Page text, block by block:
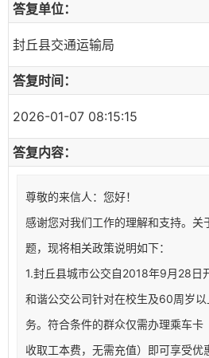
答复单位：
封丘县交通运输局
答复时间：
2026-01-07 08:15:15
答复内容：
尊敬的来信人：您好！
感谢您对我们工作的理解和支持。关
题，现将相关政策说明如下：
1.封丘县城市公交自2018年9月28日
和谐公交公司针对在校生及60周岁
务。符合条件的群众仅需办理乘车卡
收取工本费，无需充值）即可享受优